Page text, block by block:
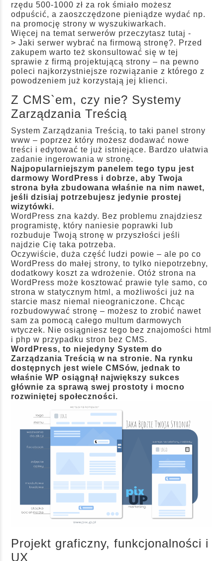
rzędu 500-1000 zł za rok śmiało możesz
odpuścić, a zaoszczędzone pieniądze wydać np.
na promocję strony w wyszukiwarkach.
Więcej na temat serwerów przeczytasz tutaj -
>Jaki serwer wybrać na firmową stronę?. Przed
zakupem warto też skonsultować się w tej
sprawie z firmą projektującą strony – na pewno
poleci najkorzystniejsze rozwiązanie z którego z
powodzeniem już korzystają jej klienci.
Z CMS`em, czy nie? Systemy
Zarządzania Treścią
System Zarządzania Treścią, to taki panel strony
www – poprzez który możesz dodawać nowe
treści i edytować te już istniejące. Bardzo ułatwia
zadanie ingerowania w stronę.
Najpopularniejszym panelem tego typu jest
darmowy WordPress i dobrze, aby Twoja
strona była zbudowana właśnie na nim nawet,
jeśli dzisiaj potrzebujesz jedynie prostej
wizytówki.
WordPress zna każdy. Bez problemu znajdziesz
programistę, który naniesie poprawki lub
rozbuduje Twoją stronę w przyszłości jeśli
najdzie Cię taka potrzeba.
Oczywiście, duża część ludzi powie – ale po co
WordPress do małej strony, to tylko niepotrzebny,
dodatkowy koszt za wdrożenie. Otóż strona na
WordPress może kosztować prawie tyle samo, co
strona w statycznym html, a możliwości już na
starcie masz niemal nieograniczone. Chcąc
rozbudowywać stronę – możesz to zrobić nawet
sam za pomocą całego multum darmowych
wtyczek. Nie osiągniesz tego bez znajomości html
i php w przypadku stron bez CMS.
WordPress, to niejedyny System do
Zarządzania Treścią w na stronie. Na rynku
dostępnych jest wiele CMSów, jednak to
właśnie WP osiągnął największy sukces
głównie za sprawą swej prostoty i mocno
rozwiniętej społeczności.
Projekt graficzny, funkcjonalności i
UX